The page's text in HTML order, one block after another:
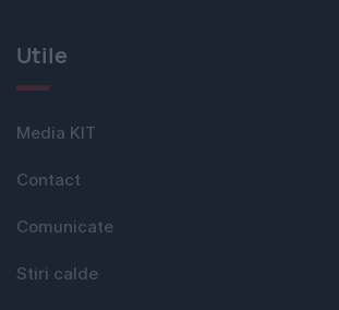
Utile
Media KIT
Contact
Comunicate
Stiri calde